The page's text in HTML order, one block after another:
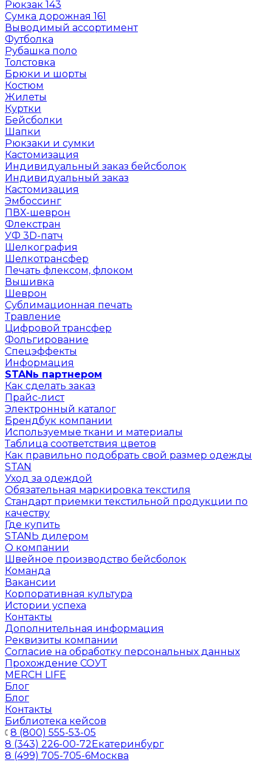
Рюкзак 143
Сумка дорожная 161
Выводимый ассортимент
Футболка
Рубашка поло
Толстовка
Брюки и шорты
Костюм
Жилеты
Куртки
Бейсболки
Шапки
Рюкзаки и сумки
Кастомизация
Индивидуальный заказ бейсболок
Индивидуальный заказ
Кастомизация
Эмбоссинг
ПВХ-шеврон
Флекстран
УФ 3D-патч
Шелкография
Шелкотрансфер
Печать флексом, флоком
Вышивка
Шеврон
Сублимационная печать
Травление
Цифровой трансфер
Фольгирование
Спецэффекты
Информация
STANь партнером
Как сделать заказ
Прайс-лист
Электронный каталог
Брендбук компании
Используемые ткани и материалы
Таблица соответствия цветов
Как правильно подобрать свой размер одежды
STAN
Уход за одеждой
Обязательная маркировка текстиля
Стандарт приемки текстильной продукции по
качеству
Где купить
STANЬ дилером
О компании
Швейное производство бейсболок
Команда
Вакансии
Корпоративная культура
Истории успеха
Контакты
Дополнительная информация
Реквизиты компании
Согласие на обработку персональных данных
Прохождение СОУТ
MERCH LIFE
Блог
Блог
Контакты
Библиотека кейсов
8 (800) 555-53-05
8 (343) 226-00-72Екатеринбург
8 (499) 705-705-6Москва